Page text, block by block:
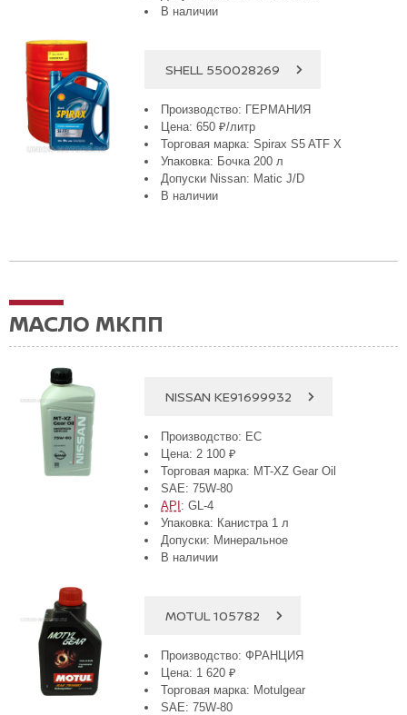
В наличии
SHELL 550028269
Производство: ГЕРМАНИЯ
Цена: 650 ₽/литр
Торговая марка: Spirax S5 ATF X
Упаковка: Бочка 200 л
Допуски Nissan: Matic J/D
В наличии
МАСЛО МКПП
NISSAN KE91699932
Производство: ЕС
Цена: 2 100 ₽
Торговая марка: MT-XZ Gear Oil
SAE: 75W-80
API : GL-4
Упаковка: Канистра 1 л
Допуски: Минеральное
В наличии
MOTUL 105782
Производство: ФРАНЦИЯ
Цена: 1 620 ₽
Торговая марка: Motulgear
SAE: 75W-80